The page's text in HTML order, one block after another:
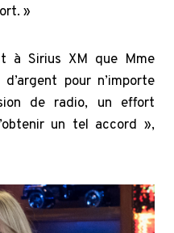
»
à Sirius XM que Mme
pour n’importe
de radio, un effort
un tel accord »,